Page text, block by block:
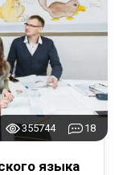
355744 18
языка